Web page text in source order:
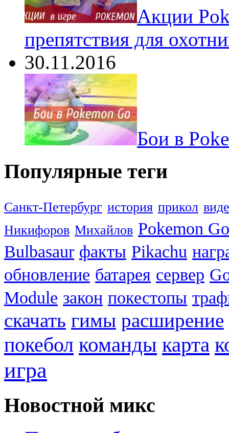
Акции
препятствия для
30.11.2016
Бои в
Популярные теги
Санкт-Петербург история прикол
Никифоров Михайлов Pokemon Go
Bulbasaur факты Pikachu
обновление батарея сервер
Module закон покестопы
скачать гимы расширение
покебол команды карта
игра
Новостной микс